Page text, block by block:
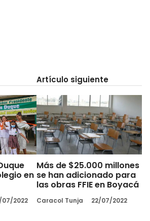
en
07/2022
Artículo siguiente
Más de $25.000 millones
se han adicionado para
las obras FFIE en Boyacá
Caracol Tunja 22/07/2022